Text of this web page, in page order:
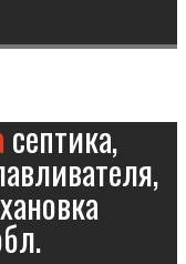
септика,